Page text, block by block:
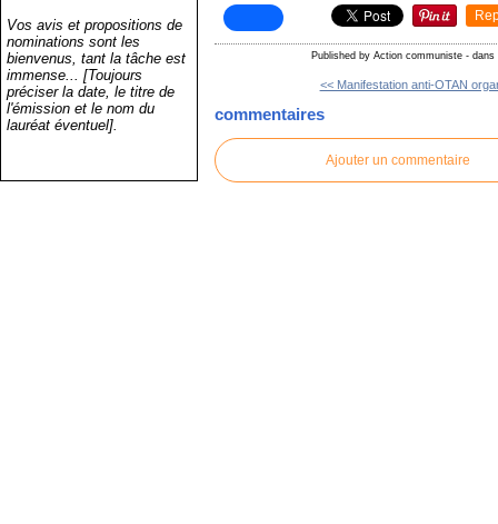
Vos avis et propositions de
nominations sont les
bienvenus, tant la tâche est
immense... [Toujours
préciser la date, le titre de
l'émission et le nom du
lauréat éventuel].
Published by Action communiste - dans
<< Manifestation anti-OTAN
commentaires
Ajouter un commentaire